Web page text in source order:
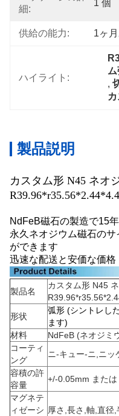
細:
1 個
供給の能力: 1ヶ
ハイライト:
,
製品説明
カスタム形 N45 ネオ
NdFeB磁石の製造で15
永久ネオジウム磁石の
ができます
迅速な配送と安価な価格
製品名
カスタム形 N45
形状
弧形 (シントレし
ます)
材料
NdFeB (ネオジミ
コーティ
ング
ニ-キュー-ニ,ニッ
容積の許
容量
+/-0.05mm また
マグネテ
ィゼーシ 厚さ,長さ,軸,直径